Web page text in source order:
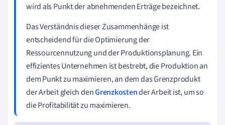
wird als Punkt der abnehmenden Erträge bezeichnet.
Das Verständnis dieser Zusammenhänge ist
entscheidend für die Optimierung der
Ressourcennutzung und der Produktionsplanung. Ein
effizientes Unternehmen ist bestrebt, die Produktion an
dem Punkt zu maximieren, an dem das Grenzprodukt
der Arbeit gleich denGrenzkostender Arbeit ist, um so
die Profitabilität zu maximieren.